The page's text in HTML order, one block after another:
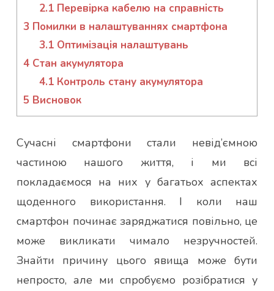
2.1Перевірка кабелю на справність
3 Помилки в налаштуваннях смартфона
3.1Оптимізація налаштувань
4 Стан акумулятора
4.1Контроль стану акумулятора
5 Висновок
Сучасні смартфони стали невід’ємною
частиною нашого життя, і ми всі
покладаємося на них у багатьох аспектах
щоденного використання. І коли наш
смартфон починає заряджатися повільно, це
може викликати чимало незручностей.
Знайти причину цього явища може бути
непросто, але ми спробуємо розібратися у